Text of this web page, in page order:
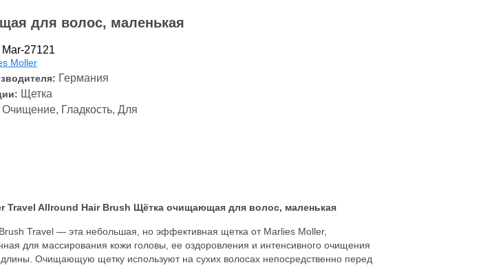
для волос, маленькая
27121
Moller
Германия
Щетка
Очищение, Гладкость, Для
Travel Allround Hair Brush Щётка очищающая для волос, маленькая
Travel — эта небольшая, но эффективная щетка от Marlies Moller,
для массирования кожи головы, ее оздоровления и интенсивного очищения
Очищающую щетку используют на сухих волосах непосредственно перед